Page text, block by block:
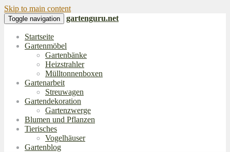
Skip to main content
Toggle navigation gartenguru.net
Startseite
Gartenmöbel
Gartenbänke
Heizstrahler
Mülltonnenboxen
Gartenarbeit
Streuwagen
Gartendekoration
Gartenzwerge
Blumen und Pflanzen
Tierisches
Vogelhäuser
Gartenblog